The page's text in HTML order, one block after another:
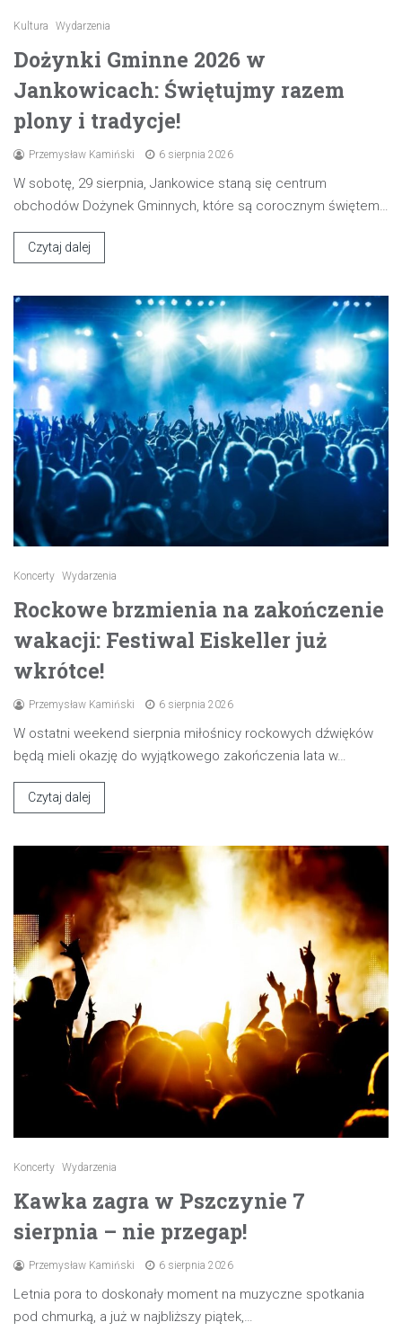
Kultura Wydarzenia
Dożynki Gminne 2026 w
Jankowicach: Świętujmy razem
plony i tradycje!
Przemysław Kamiński 6 sierpnia 2026
W sobotę, 29 sierpnia, Jankowice staną się centrum
obchodów Dożynek Gminnych, które są corocznym świętem…
Czytaj dalej
Koncerty Wydarzenia
Rockowe brzmienia na zakończenie
wakacji: Festiwal Eiskeller już
wkrótce!
Przemysław Kamiński 6 sierpnia 2026
W ostatni weekend sierpnia miłośnicy rockowych dźwięków
będą mieli okazję do wyjątkowego zakończenia lata w…
Czytaj dalej
Koncerty Wydarzenia
Kawka zagra w Pszczynie 7
sierpnia – nie przegap!
Przemysław Kamiński 6 sierpnia 2026
Letnia pora to doskonały moment na muzyczne spotkania
pod chmurką, a już w najbliższy piątek,…